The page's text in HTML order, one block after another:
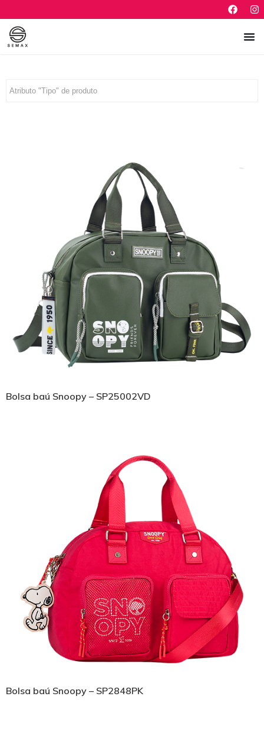
Bolsa baú Snoopy – SP25002VD
Bolsa baú Snoopy – SP2848PK